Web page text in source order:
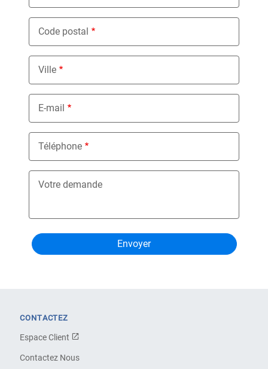
Code postal
Ville
E-mail
Téléphone
Votre demande
CONTACTEZ
Espace Client
Contactez Nous